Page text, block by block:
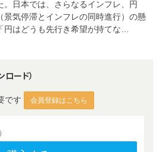
。日本では、さらなるインフレ、円
景気停滞とインフレの同時進行）の懸
はどうも先行き希望が持てな…
ード）
です 会員登録はこちら